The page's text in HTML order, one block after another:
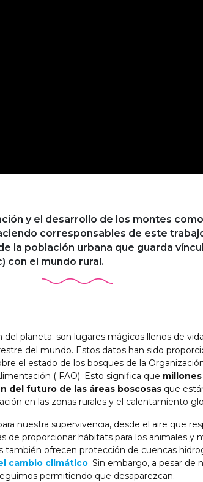
y el desarrollo de los montes
corresponsables de este
la población urbana que guarda
con el mundo rural.
del planeta: son lugares mágicos llenos de
del mundo. Estos datos han sido
el estado de los bosques de la
( FAO). Esto significa que
del futuro de las áreas boscosas que
en las zonas rurales y el calentamiento
nuestra supervivencia, desde el aire que
de proporcionar hábitats para los animales y
también ofrecen protección de cuencas
cambio climático. Sin embargo, a pesar de
permitiendo que desaparezcan.